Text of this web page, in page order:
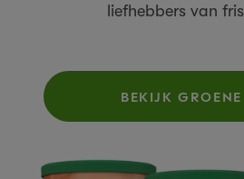
liefhebbers van
BEKIJK GROENE